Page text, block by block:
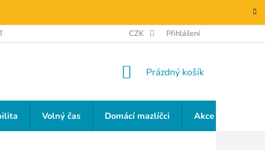
CZK Přihlášení
NÁKUPNÍ
Prázdný košík
Volný čas Domácí mazlíčci Akce a slevy